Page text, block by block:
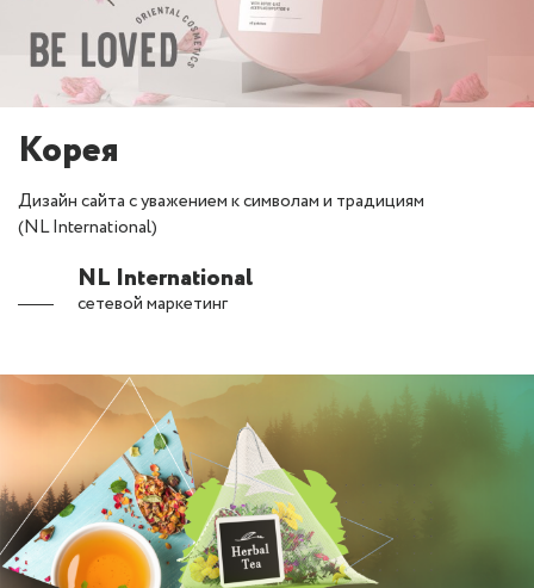
Корея
Дизайн сайта с уважением к символам и традициям
(NL International)
NL International
сетевой маркетинг